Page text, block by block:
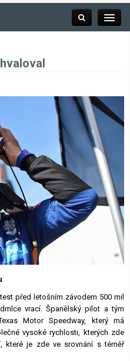
Závodní série
Kalendář F1
Výsledky F1
Týmy a jezdci F1
před letošním závodem 500 mil
vrací. Španělský pilot a tým
Motor Speedway, který má
vysoké rychlosti, kterých zde
které je zde ve srovnání s téměř